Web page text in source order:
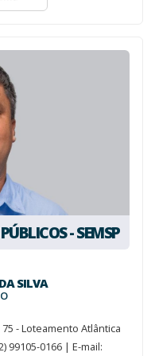
- SEMSP
SILVA
- Loteamento Atlântica
99105-0166 | E-mail: